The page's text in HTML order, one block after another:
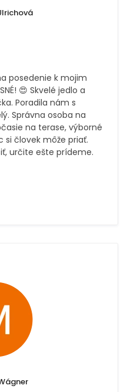
posedenie k mojim
😍 Skvelé jedlo a
Poradila nám s
Správna osoba na
na terase, výborné
si človek môže priať.
určite ešte prídeme.